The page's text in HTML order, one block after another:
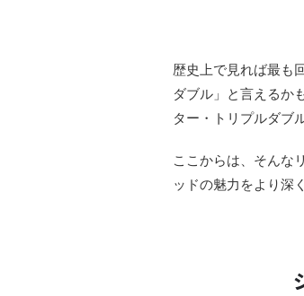
歴史上で見れば最も
ダブル」と言えるか
ター・トリプルダブ
ここからは、そんな
ッドの魅力をより深